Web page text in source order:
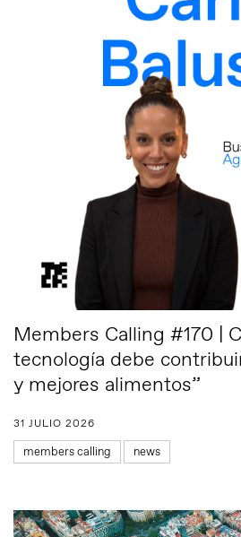
Members Calling #170 |
tecnología debe
y mejores alimentos”
31 JULIO 2026
members calling news